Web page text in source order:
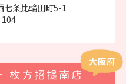
七条比輪田町5-1
104